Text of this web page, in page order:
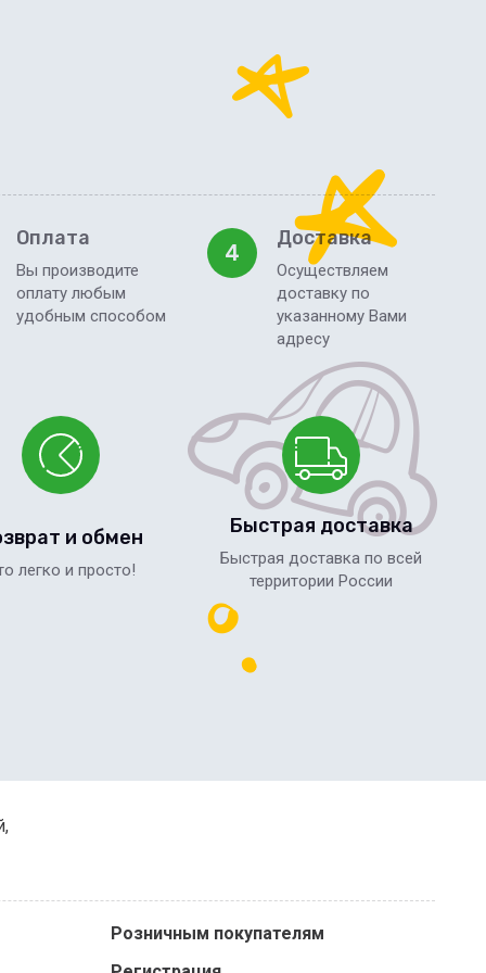
Оплата
Вы производите
оплату любым
удобным способом
4
Доставка
Осуществляем
доставку по
указанному Вами
адресу
и обмен
легко и просто!
Быстрая доставка
Быстрая доставка по всей
территории России
Розничным покупателям